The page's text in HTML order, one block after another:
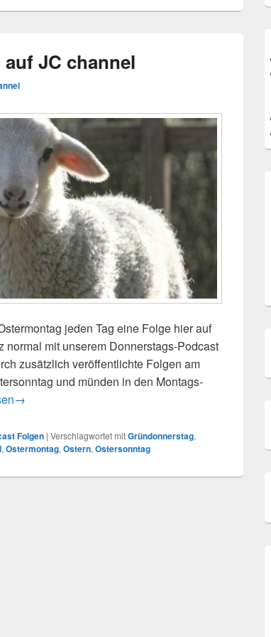
JC channel
jeden Tag eine Folge hier auf
mit unserem Donnerstags-Podcast
zusätzlich veröffentlichte Folgen am
und münden in den Montags-
Special auf JC channel
→
Folgen | Verschlagwortet mitGründonnerstag,
,Ostermontag,Ostern,Ostersonntag